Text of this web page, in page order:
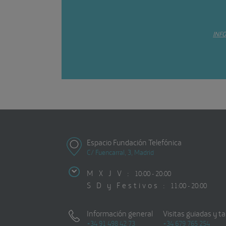
Espacio Fundación Telefónica
C/ Fuencarral, 3, Madrid
M X J V : 10:00 - 20:00
S D y Festivos : 11:00 - 20:00
Información general
+34 91 498 42 73
Visitas guiadas y
+34 679 765 254